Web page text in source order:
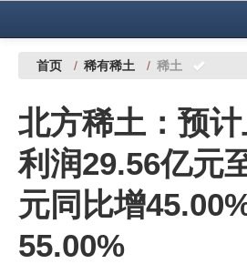
中国有色金属报社主办 广告服务
铜镍铅锌
铝
稀有稀土
有色市场
首页 / 稀有稀土 / 稀土
北方稀土：预
利润29.56亿元
元同比增
55.00%